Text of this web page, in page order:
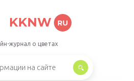
KKNW RU
журнал о цветах